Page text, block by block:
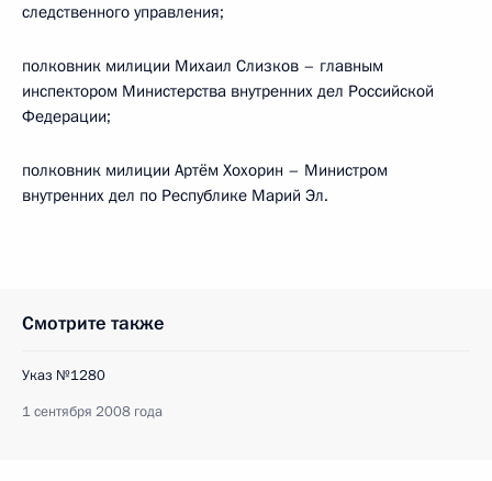
следственного управления;
полковник милиции Михаил Слизков – главным
инспектором Министерства внутренних дел Российской
Федерации;
полковник милиции Артём Хохорин – Министром
внутренних дел по Республике Марий Эл.
Смотрите также
Указ №1280
1 сентября 2008 года